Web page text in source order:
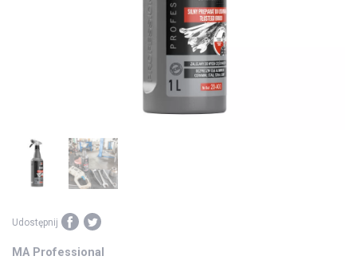
warsztatowe
Udostępnij
MA Professional